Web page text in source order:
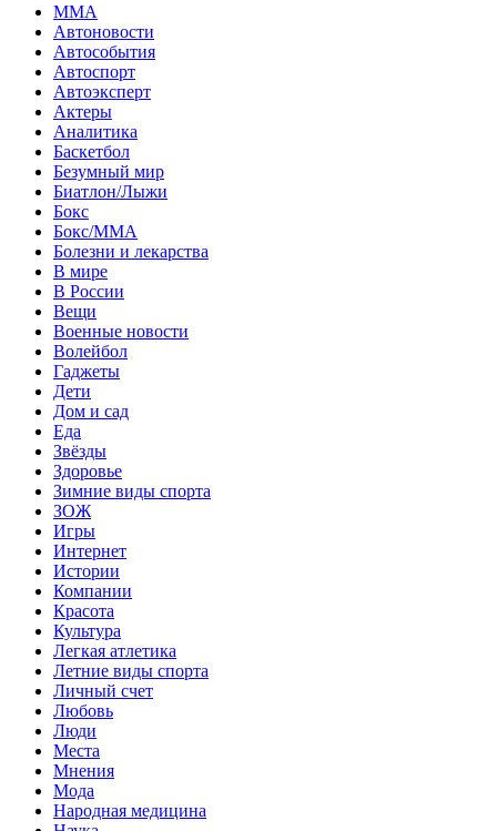
MMA
Автоновости
Автособытия
Автоспорт
Автоэксперт
Актеры
Аналитика
Баскетбол
Безумный мир
Биатлон/Лыжи
Бокс
Бокс/MMA
Болезни и лекарства
В мире
В России
Вещи
Военные новости
Волейбол
Гаджеты
Дети
Дом и сад
Еда
Звёзды
Здоровье
Зимние виды спорта
ЗОЖ
Игры
Интернет
Истории
Компании
Красота
Культура
Легкая атлетика
Летние виды спорта
Личный счет
Любовь
Люди
Места
Мнения
Мода
Народная медицина